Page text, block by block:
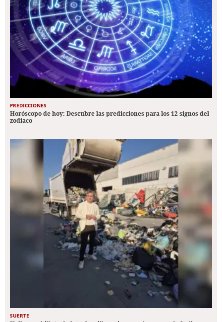
PREDICCIONES
Horóscopo de hoy: Descubre las predicciones para los 12 signos del
zodiaco
SUERTE